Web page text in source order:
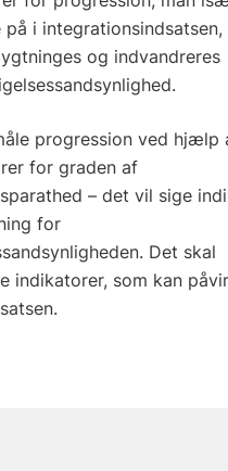
på i integrationsindsatsen,
og indvandreres
progression ved hjælp
for graden af
– det vil sige
for
Det skal
indikatorer, som kan